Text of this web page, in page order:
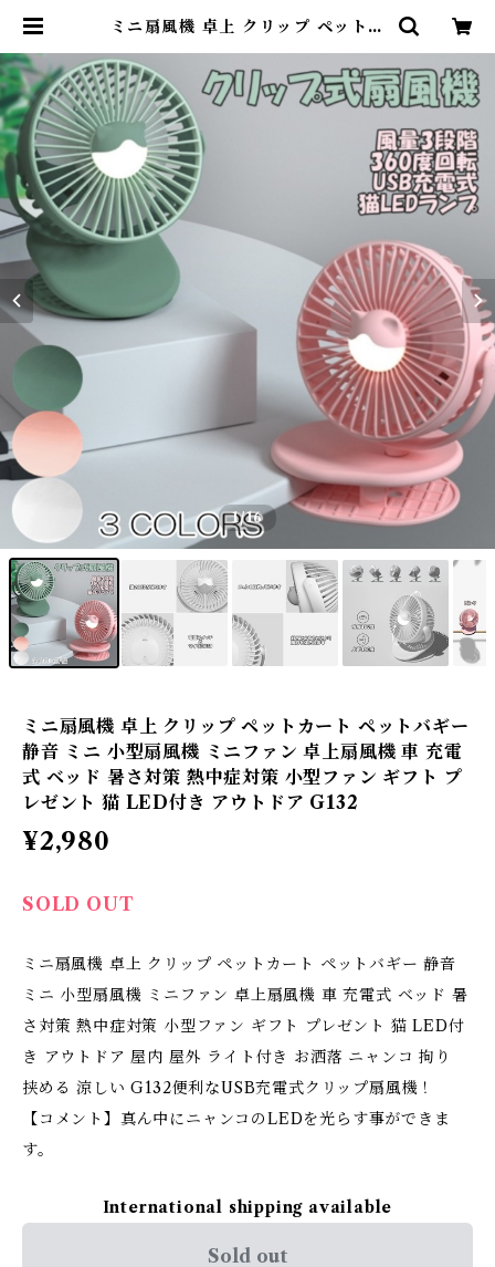
ミニ扇風機 卓上 クリップ ペットカ
風機 ミニファン 卓上扇風機 車 充電
式 ベッド 暑さ対策 熱中症対策 小型
ファン ギフト プレゼント 猫 LED
付き アウトドア G132 | DearKM
❤︎フレンチブルドック孔明
1/16
ミニ扇風機 卓上 クリップ ペットカート ペットバギー
静音 ミニ 小型扇風機 ミニファン 卓上扇風機 車 充電
式 ベッド 暑さ対策 熱中症対策 小型ファン ギフト プ
レゼント 猫 LED付き アウトドア G132
¥2,980
SOLD OUT
ミニ扇風機 卓上 クリップ ペットカート ペットバギー 静音
ミニ 小型扇風機 ミニファン 卓上扇風機 車 充電式 ベッド 暑
さ対策 熱中症対策 小型ファン ギフト プレゼント 猫 LED付
き アウトドア 屋内 屋外 ライト付き お洒落 ニャンコ 拘り
挟める 涼しい G132便利なUSB充電式クリップ扇風機！
【コメント】真ん中にニャンコのLEDを光らす事ができま
す。
International shipping available
Sold out